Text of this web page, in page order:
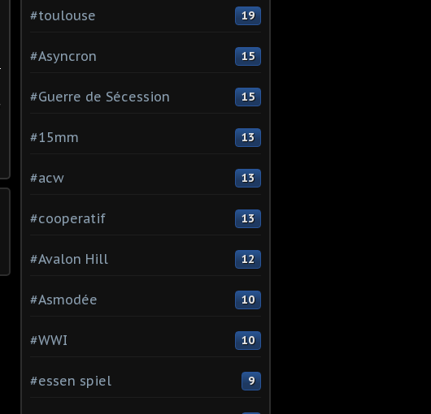
#toulouse 19
#Asyncron 15
#Guerre de Sécession 15
#15mm 13
#acw 13
#cooperatif 13
#Avalon Hill 12
#Asmodée 10
#WWI 10
#essen spiel 9